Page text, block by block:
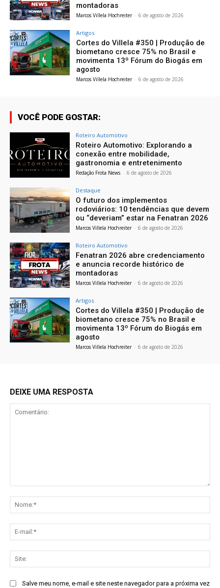
montadoras
Marcos Villela Hochreiter - 6 de agosto de 2026
Artigos
Cortes do Villela #350 | Produção de
biometano cresce 75% no Brasil e
movimenta 13º Fórum do Biogás em
agosto
Marcos Villela Hochreiter - 6 de agosto de 2026
VOCÊ PODE GOSTAR:
Roteiro Automotivo
Roteiro Automotivo: Explorando a
conexão entre mobilidade,
gastronomia e entretenimento
Redação Frota News - 6 de agosto de 2026
Destaque
O futuro dos implementos
rodoviários: 10 tendências que devem
ou “deveriam” estar na Fenatran 2026
Marcos Villela Hochreiter - 6 de agosto de 2026
Roteiro Automotivo
Fenatran 2026 abre credenciamento
e anuncia recorde histórico de
montadoras
Marcos Villela Hochreiter - 6 de agosto de 2026
Artigos
Cortes do Villela #350 | Produção de
biometano cresce 75% no Brasil e
movimenta 13º Fórum do Biogás em
agosto
Marcos Villela Hochreiter - 6 de agosto de 2026
DEIXE UMA RESPOSTA
Salve meu nome, e-mail e site neste navegador para a próxima vez